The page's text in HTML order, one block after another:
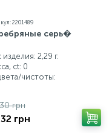
2201489
серь�
изделия: 2,29 г.
ct: 0
чистоты:
грн
грн